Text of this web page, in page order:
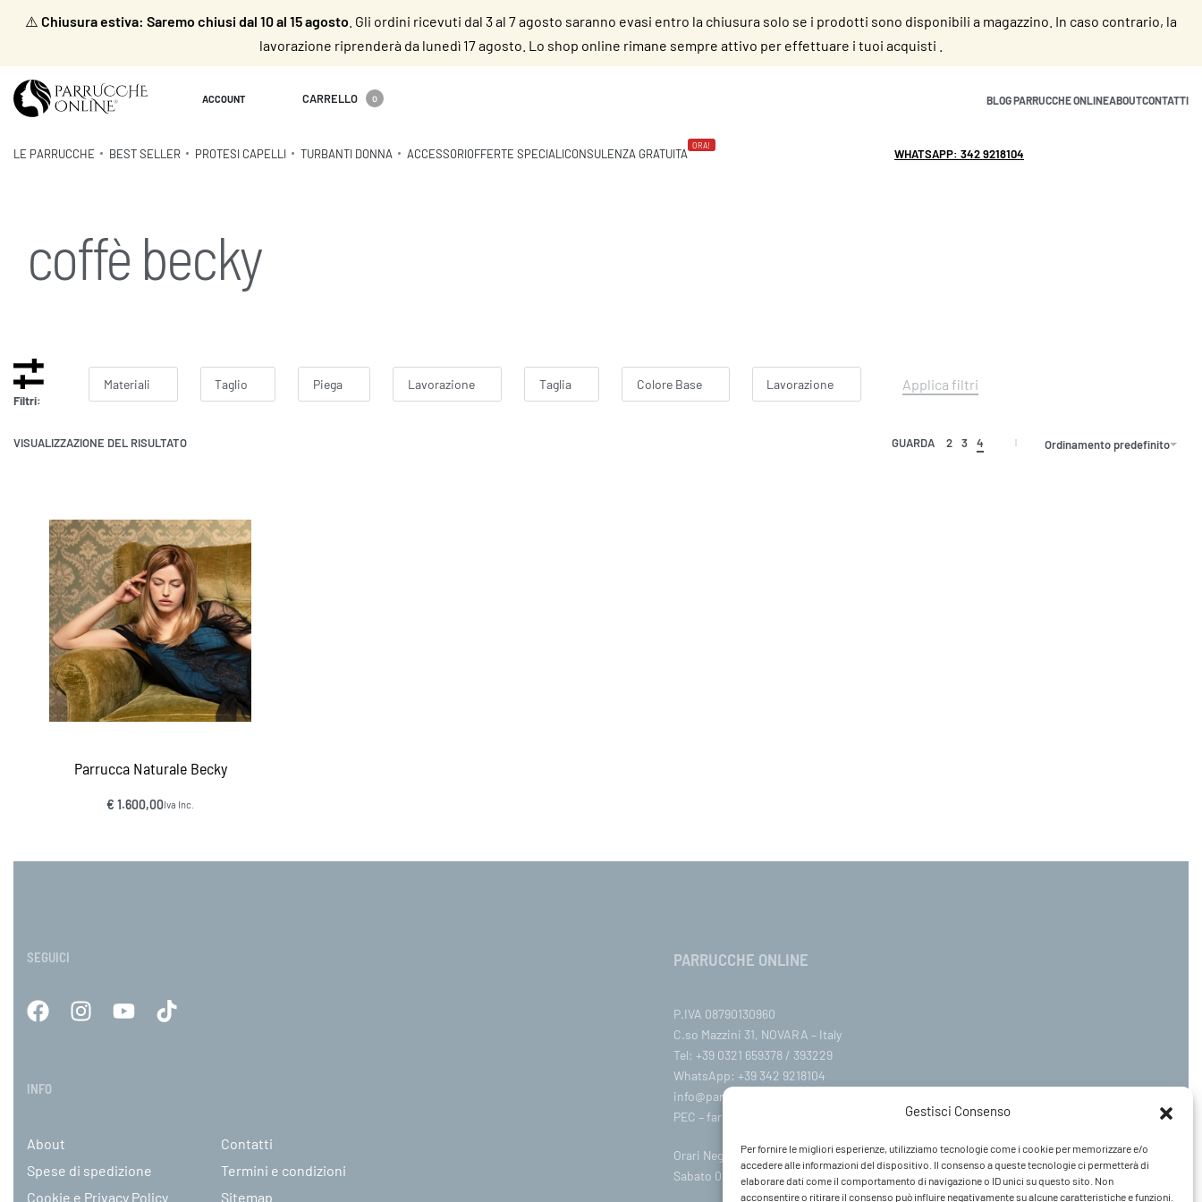
Gestisci Consenso
Per fornire le migliori esperienze, utilizziamo tecnologie come i cookie per memorizzare e/o
accedere alle informazioni del dispositivo. Il consenso a queste tecnologie ci permetterà di
elaborare dati come il comportamento di navigazione o ID unici su questo sito. Non
acconsentire o ritirare il consenso può influire negativamente su alcune caratteristiche e funzioni.
⚠️ Chiusura estiva: Saremo chiusi dal 10 al 15 agosto . Gli ordini ricevuti dal 3 al 7 agosto saranno evasi entro la chiusura solo se i prodotti sono disponibili a magazzino. In caso contrario, la
lavorazione riprenderà da lunedì 17 agosto. Lo shop online rimane sempre attivo per effettuare i tuoi acquisti .
ACCOUNT CARRELLO 0 BLOG PARRUCCHE ONLINEABOUTCONTATTI
LE PARRUCCHE BEST SELLER PROTESI CAPELLI TURBANTI DONNA ACCESSORIOFFERTE SPECIALI
ORA!
CONSULENZA GRATUITA WHATSAPP: 342 9218104
coffè becky
Filtri:
Materiali Taglio Piega Lavorazione Taglia Colore Base Lavorazione Applica filtri
VISUALIZZAZIONE DEL RISULTATO GUARDA 2 3 4 Ordinamento predefinito
Parrucca Naturale Becky
€ 1.600,00Iva Inc.
SEGUICI
INFO
About
Contatti
Spese di spedizione
Termini e condizioni
Cookie e Privacy Policy
Sitemap
PARRUCCHE ONLINE
P.IVA 08790130960
C.so Mazzini 31, NOVARA – Italy
Tel: +39 0321 659378 / 393229
WhatsApp: +39 342 9218104
info@parruccheonline.com
PEC –farcaphair@legalmail.it
Orari Negozio:Lunedì / Venerdì 09:00–12:30 / 14:30–19:00
Sabato 09:00-18:00